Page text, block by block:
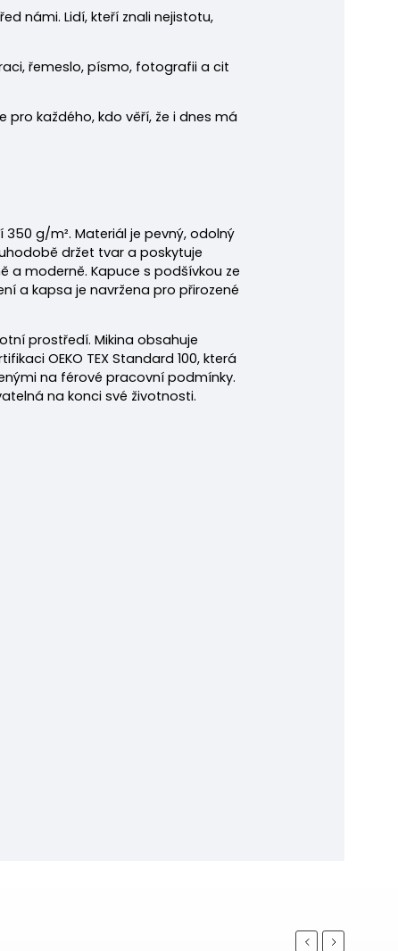
námi. Lidí, kteří znali nejistotu,
řemeslo, písmo, fotografii a cit
každého, kdo věří, že i dnes má
g/m². Materiál je pevný, odolný
držet tvar a poskytuje
a moderně. Kapuce s podšívkou ze
a kapsa je navržena pro přirozené
prostředí. Mikina obsahuje
OEKO TEX Standard 100, která
na férové pracovní podmínky.
na konci své životnosti.
Previous
Next